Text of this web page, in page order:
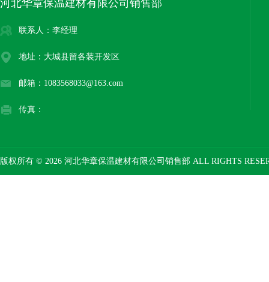
河北华章保温建材有限公司销售部
联系人：李经理
地址：大城县留各装开发区
邮箱：1083568033@163.com
传真：
版权所有 © 2026 河北华章保温建材有限公司销售部 ALL RIGHTS